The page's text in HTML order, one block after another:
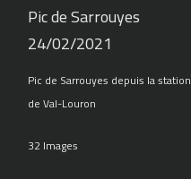
Pic de Sarrouyes
24/02/2021
Pic de Sarrouyes depuis la station
de Val-Louron
32 Images